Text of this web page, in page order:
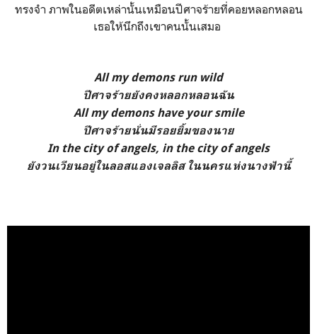
ทรงจำ ภาพในอดีตเหล่านั้นเหมือนปีศาจร้ายที่คอยหลอกหลอน
เธอให้นึกถึงเขาคนนั้นเสมอ
All my demons run wild
ปีศาจร้ายยังคงหลอกหลอนฉัน
All my demons have your smile
ปีศาจร้ายนั่นมีรอยยิ้มของนาย
In the city of angels, in the city of angels
ยังวนเวียนอยู่ในลอสแองเจลลิส ในนครแห่งนางฟ้านี้